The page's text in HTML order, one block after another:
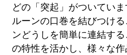
どの「突起」がついてい
ルーンの口巻を結びつけ
ンどうしを簡単に連結す
の特性を活かし、様々な